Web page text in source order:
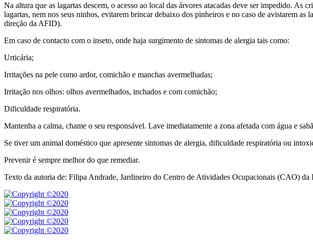
Na altura que as lagartas descem, o acesso ao local das árvores atacadas deve ser impedido.
lagartas, nem nos seus ninhos, evitarem brincar debaixo dos pinheiros e no caso de avistarem
direção da AFID).
Em caso de contacto com o inseto, onde haja surgimento de sintomas de alergia tais como:
Urticária;
Irritações na pele como ardor, comichão e manchas avermelhadas;
Irritação nos olhos: olhos avermelhados, inchados e com comichão;
Dificuldade respiratória.
Mantenha a calma, chame o seu responsável. Lave imediatamente a zona afetada com água e
Se tiver um animal doméstico que apresente sintomas de alergia, dificuldade respiratória ou
Prevenir é sempre melhor do que remediar.
Texto da autoria de: Filipa Andrade, Jardineiro do Centro de Atividades Ocupacionais (CAO)